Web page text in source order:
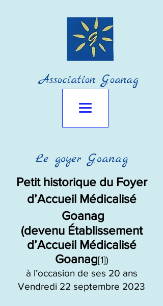
Association Goanag
Le goyer Goanag
Petit historique du Foyer
d’Accueil Médicalisé
Goanag
(devenu Établissement
d’Accueil Médicalisé
Goanag[1])
à l’occasion de ses 20 ans
Vendredi 22 septembre 2023